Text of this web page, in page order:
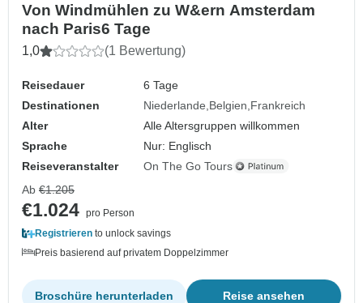
Von Windmühlen zu W&ern Amsterdam
nach Paris6 Tage
1,0 (1 Bewertung)
Reisedauer
6 Tage
Destinationen
Niederlande Belgien Frankreich
Alter
Alle Altersgruppen willkommen
Sprache
Nur: Englisch
Reiseveranstalter
On The Go Tours
Ab €1.205
€1.024 pro Person
Registrieren to unlock savings
Preis basierend auf privatem Doppelzimmer
Reise ansehen
Broschüre herunterladen